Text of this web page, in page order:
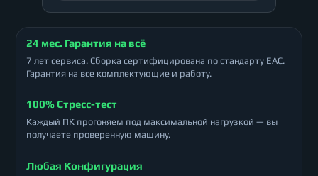
24 мес. Гарантия на всё
7 лет сервиса. Сборка сертифицирована по стандарту ЕАС.
Гарантия на все комплектующие и работу.
100% Стресс-тест
Каждый ПК прогоняем под максимальной нагрузкой — вы
получаете проверенную машину.
Любая Конфигурация